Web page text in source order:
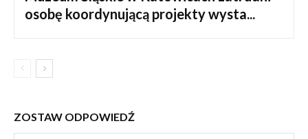
osobę koordynującą projekty wysta...
ZOSTAW ODPOWIEDŹ